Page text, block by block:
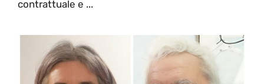
contrattuale e ...